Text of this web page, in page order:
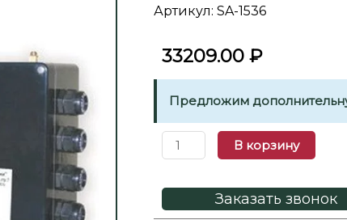
Артикул: SA-1536
33209.00 ₽
Предложим
В корзину
Заказать звонок